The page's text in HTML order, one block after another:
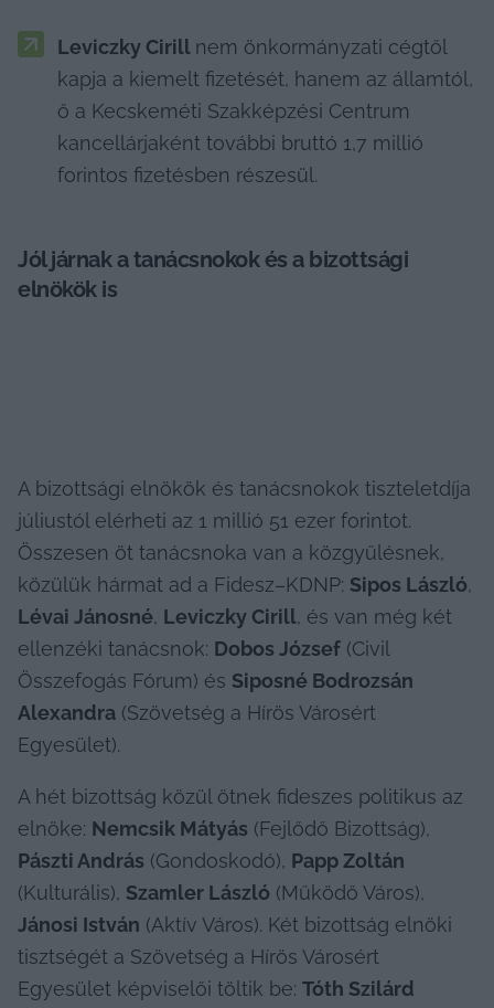
Leviczky Cirill nem önkormányzati cégtől
kapja a kiemelt fizetését, hanem az államtól,
ő a Kecskeméti Szakképzési Centrum
kancellárjaként további bruttó 1,7 millió
forintos fizetésben részesül.
Jól járnak a tanácsnokok és a bizottsági
elnökök is
A bizottsági elnökök és tanácsnokok tiszteletdíja
júliustól elérheti az 1 millió 51 ezer forintot.
Összesen öt tanácsnoka van a közgyűlésnek,
közülük hármat ad a Fidesz–KDNP: Sipos László,
Lévai Jánosné, Leviczky Cirill, és van még két
ellenzéki tanácsnok: Dobos József (Civil
Összefogás Fórum) és Siposné Bodrozsán
Alexandra (Szövetség a Hírös Városért
Egyesület).
A hét bizottság közül ötnek fideszes politikus az
elnöke: Nemcsik Mátyás
Pászti András (Gondoskodó), Papp Zoltán
(Kulturális), Szamler László
Jánosi István (Aktív Város). Két bizottság elnöki
tisztségét a Szövetség a Hírös Városért
Egyesület képviselői töltik be: Tóth Szilárd